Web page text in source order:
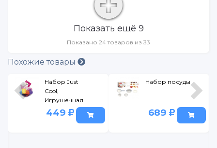
Показать ещё 9
Показано 24 товаров из 33
Похожие товары
Набор Just
Cool,
Игрушечная
посуда
449
Набор посуды
689